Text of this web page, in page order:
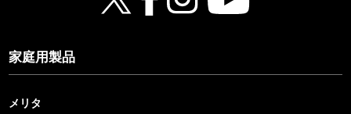
家庭用製品
メリタ